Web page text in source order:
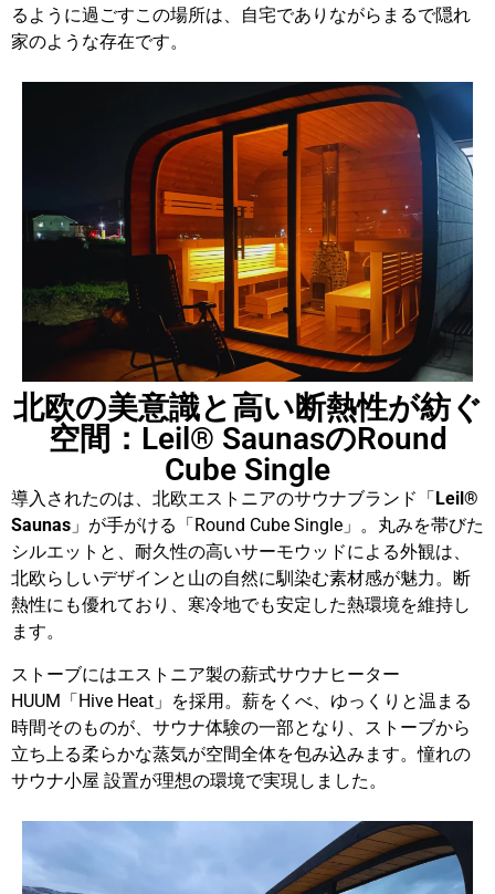
るように過ごすこの場所は、自宅でありながらまるで隠れ
家のような存在です。
北欧の美意識と高い断熱性が紡ぐ
空間：Leil®️ SaunasのRound
Cube Single
導入されたのは、北欧エストニアのサウナブランド「 Leil®️
Saunas 」が手がける「Round Cube Single」。丸みを帯びた
シルエットと、耐久性の高いサーモウッドによる外観は、
北欧らしいデザインと山の自然に馴染む素材感が魅力。断
熱性にも優れており、寒冷地でも安定した熱環境を維持し
ます。
ストーブにはエストニア製の薪式サウナヒーター
HUUM「Hive Heat」を採用。薪をくべ、ゆっくりと温まる
時間そのものが、サウナ体験の一部となり、ストーブから
立ち上る柔らかな蒸気が空間全体を包み込みます。憧れの
サウナ小屋 設置が理想の環境で実現しました。